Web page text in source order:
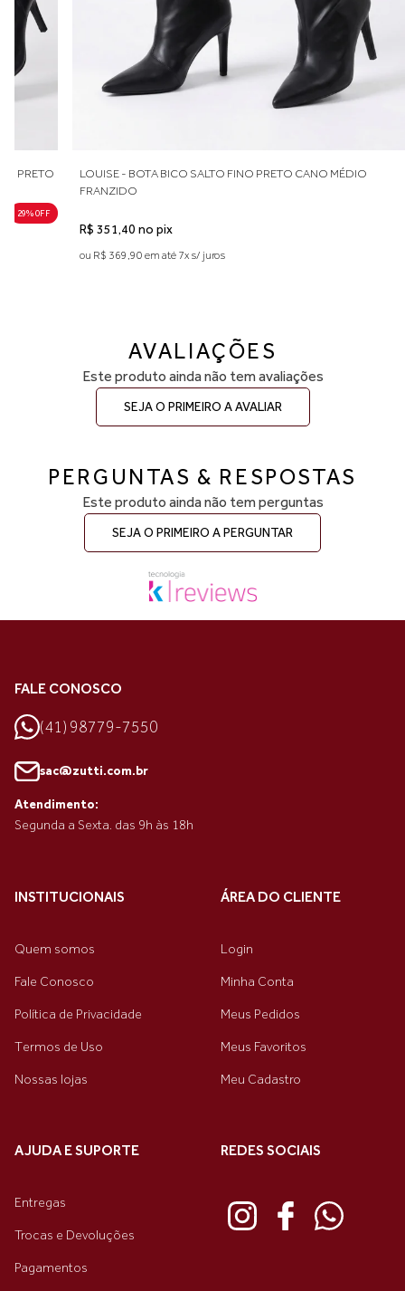
numerações, recomendamos optar pelo número maior. A primeira
troca é gratuita.
PRETO
29% 0FF
LOUISE - BOTA BICO SALTO FINO PRETO CANO MÉDIO
FRANZIDO
R$ 351,40 no pix
ou R$ 369,90 em até 7x s/ juros
AVALIAÇÕES
Este produto ainda não tem avaliações
SEJA O PRIMEIRO A AVALIAR
PERGUNTAS & RESPOSTAS
Este produto ainda não tem perguntas
SEJA O PRIMEIRO A PERGUNTAR
FALE CONOSCO
(41) 98779-7550
sac@zutti.com.br
Atendimento:
Segunda a Sexta. das 9h às 18h
INSTITUCIONAIS
Quem somos
Fale Conosco
Política de Privacidade
Termos de Uso
Nossas lojas
ÁREA DO CLIENTE
Login
Minha Conta
Meus Pedidos
Meus Favoritos
Meu Cadastro
AJUDA E SUPORTE
Entregas
Trocas e Devoluções
Pagamentos
REDES SOCIAIS